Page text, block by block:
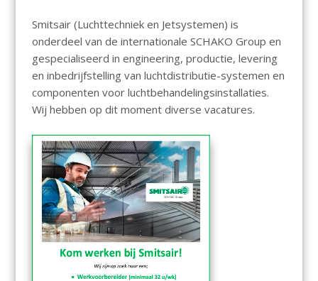
Smitsair (Luchttechniek en Jetsystemen) is
onderdeel van de internationale SCHAKO Group en
gespecialiseerd in engineering, productie, levering
en inbedrijfstelling van luchtdistributie-systemen en
componenten voor luchtbehandelingsinstallaties.
Wij hebben op dit moment diverse vacatures.